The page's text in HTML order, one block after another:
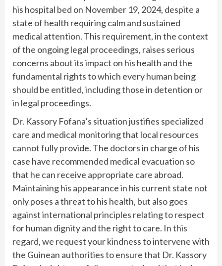
his hospital bed on November 19, 2024, despite a
state of health requiring calm and sustained
medical attention. This requirement, in the context
of the ongoing legal proceedings, raises serious
concerns about its impact on his health and the
fundamental rights to which every human being
should be entitled, including those in detention or
in legal proceedings.
Dr. Kassory Fofana’s situation justifies specialized
care and medical monitoring that local resources
cannot fully provide. The doctors in charge of his
case have recommended medical evacuation so
that he can receive appropriate care abroad.
Maintaining his appearance in his current state not
only poses a threat to his health, but also goes
against international principles relating to respect
for human dignity and the right to care. In this
regard, we request your kindness to intervene with
the Guinean authorities to ensure that Dr. Kassory